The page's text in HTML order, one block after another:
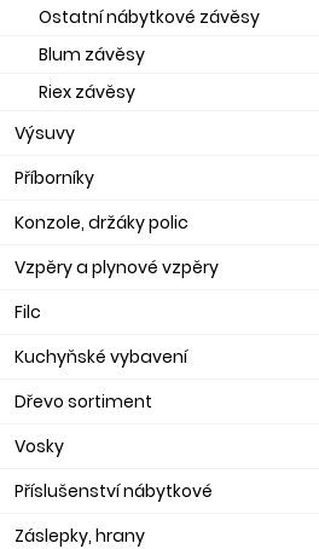
Ostatní nábytkové závěsy
Blum závěsy
Riex závěsy
Výsuvy
Příborníky
Konzole, držáky polic
Vzpěry a plynové vzpěry
Filc
Kuchyňské vybavení
Dřevo sortiment
Vosky
Příslušenství nábytkové
Záslepky, hrany